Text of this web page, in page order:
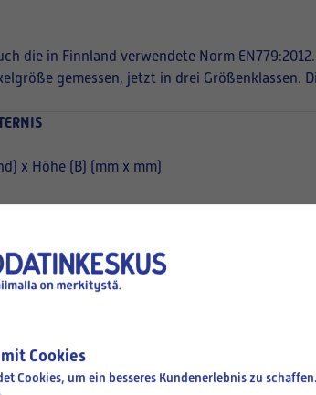
die in Finnland verwendete Norm
gemessen, jetzt in drei Größenklassen.
x Höhe (B) (mm x mm)
Cookies
Cookies, um ein besseres Kundenerlebnis zu schaffen.